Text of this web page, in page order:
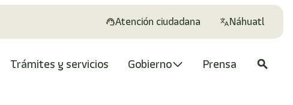
Atención ciudadana Náhuatl
Trámites y servicios Gobierno Prensa search